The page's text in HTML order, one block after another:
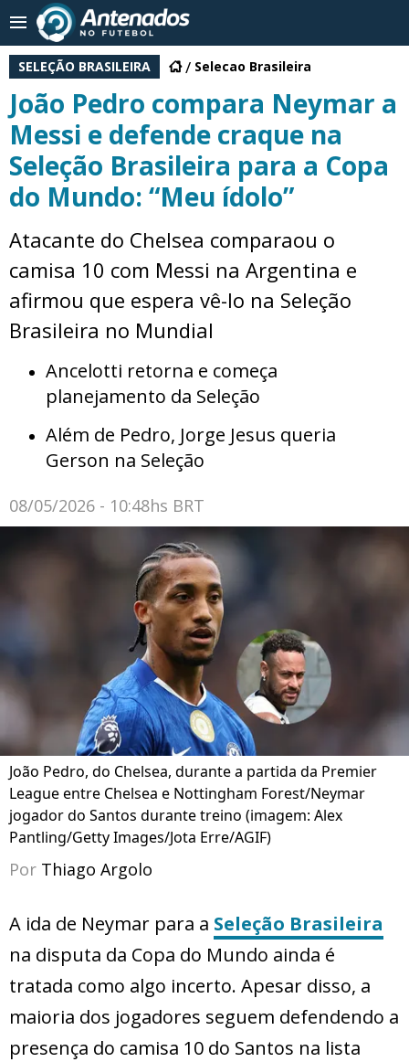
SELEÇÃO BRASILEIRA Selecao Brasileira
João Pedro compara Neymar a
Messi e defende craque na
Seleção Brasileira para a Copa
do Mundo: “Meu ídolo”
Atacante do Chelsea comparaou o
camisa 10 com Messi na Argentina e
afirmou que espera vê-lo na Seleção
Brasileira no Mundial
Ancelotti retorna e começa
planejamento da Seleção
Além de Pedro, Jorge Jesus queria
Gerson na Seleção
08/05/2026 - 10:48hs BRT
João Pedro, do Chelsea, durante a partida da Premier
League entre Chelsea e Nottingham Forest/Neymar
jogador do Santos durante treino (imagem: Alex
Pantling/Getty Images/Jota Erre/AGIF)
Por Thiago Argolo
A ida de Neymar para a Seleção Brasileira
na disputa da Copa do Mundo ainda é
tratada como algo incerto. Apesar disso, a
maioria dos jogadores seguem defendendo a
presença do camisa 10 do Santos na lista